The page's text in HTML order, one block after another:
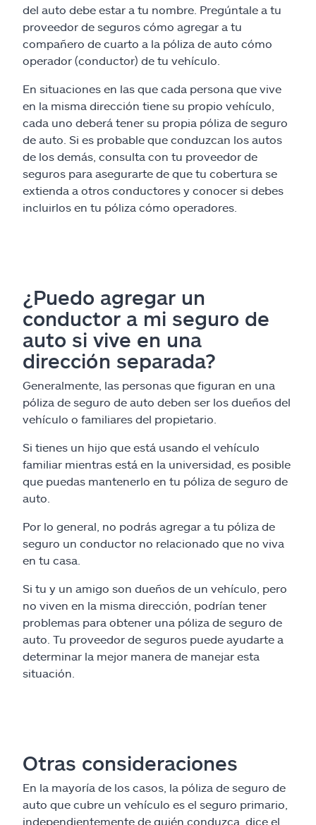
del auto debe estar a tu nombre. Pregúntale a tu
proveedor de seguros cómo agregar a tu
compañero de cuarto a la póliza de auto cómo
operador (conductor) de tu vehículo.
En situaciones en las que cada persona que vive
en la misma dirección tiene su propio vehículo,
cada uno deberá tener su propia póliza de seguro
de auto. Si es probable que conduzcan los autos
de los demás, consulta con tu proveedor de
seguros para asegurarte de que tu cobertura se
extienda a otros conductores y conocer si debes
incluirlos en tu póliza cómo operadores.
¿Puedo agregar un
conductor a mi seguro de
auto si vive en una
dirección separada?
Generalmente, las personas que figuran en una
póliza de seguro de auto deben ser los dueños del
vehículo o familiares del propietario.
Si tienes un hijo que está usando el vehículo
familiar mientras está en la universidad, es posible
que puedas mantenerlo en tu póliza de seguro de
auto.
Por lo general, no podrás agregar a tu póliza de
seguro un conductor no relacionado que no viva
en tu casa.
Si tu y un amigo son dueños de un vehículo, pero
no viven en la misma dirección, podrían tener
problemas para obtener una póliza de seguro de
auto. Tu proveedor de seguros puede ayudarte a
determinar la mejor manera de manejar esta
situación.
Otras consideraciones
En la mayoría de los casos, la póliza de seguro de
auto que cubre un vehículo es el seguro primario,
independientemente de quién conduzca, dice el